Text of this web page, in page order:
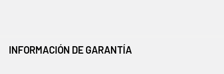
INFORMACIÓN DE GARANTÍA